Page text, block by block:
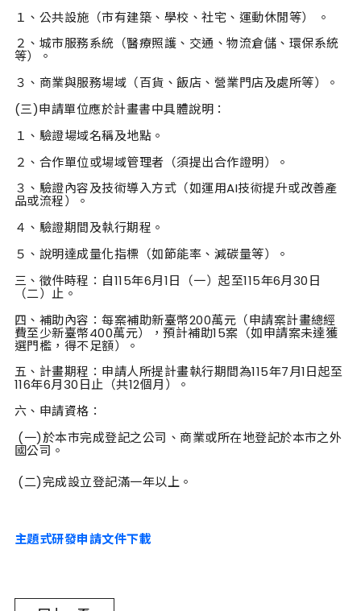
１、公共設施（市有建築、學校、社宅、運動休閒等） 。
２、城市服務系統（醫療照護、交通、物流倉儲、環保系統
等）。
３、商業與服務場域（百貨、飯店、營業門店及處所等）。
(三)申請單位應於計畫書中具體說明：
１、驗證場域名稱及地點。
２、合作單位或場域管理者（須提出合作證明）。
３、驗證內容及技術導入方式（如運用AI技術提升或改善產
品或流程）。
４、驗證期間及執行期程。
５、說明達成量化指標（如節能率、減碳量等）。
三、徵件時程：自115年6月1日（一）起至115年6月30日
（二）止。
四、補助內容：每案補助新臺幣200萬元（申請案計畫總經
費至少新臺幣400萬元），預計補助15案（如申請案未達獲
選門檻，得不足額）。
五、計畫期程：申請人所提計畫執行期間為115年7月1日起至
116年6月30日止（共12個月）。
六、申請資格：
(一)於本市完成登記之公司、商業或所在地登記於本市之外
國公司。
(二)完成設立登記滿一年以上。
主題式研發申請文件下載